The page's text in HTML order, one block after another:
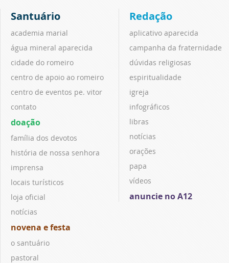
Santuário
academia marial
água mineral aparecida
cidade do romeiro
centro de apoio ao romeiro
centro de eventos pe. vitor
contato
doação
família dos devotos
história de nossa senhora
imprensa
locais turísticos
loja oficial
notícias
novena e festa
o santuário
pastoral
Redação
aplicativo aparecida
campanha da fraternidade
dúvidas religiosas
espiritualidade
igreja
infográficos
libras
notícias
orações
papa
vídeos
anuncie no A12